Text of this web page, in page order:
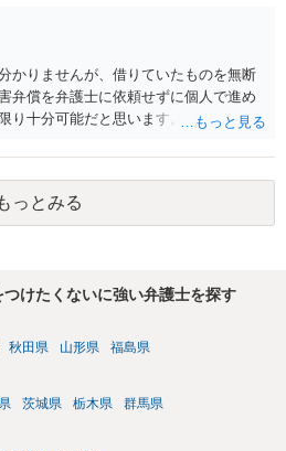
かりませんが、借りていたものを無断
弁償を弁護士に依頼せずに個人で進め
り十分可能だと思います。 見積を出し
て助言をもらえば足りるでしょう。
っとみる
けたくないに強い弁護士を探す
秋田県 山形県 福島県
茨城県 栃木県 群馬県